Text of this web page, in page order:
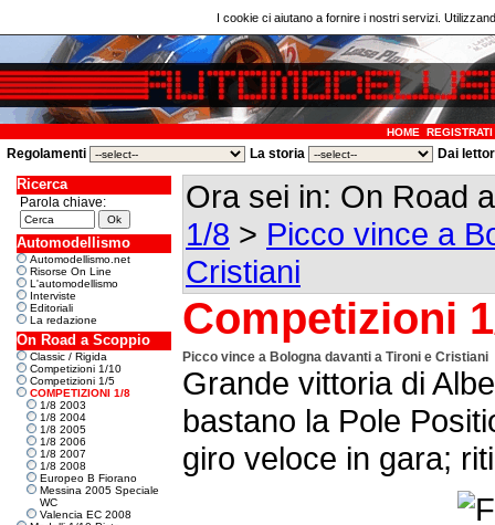
I cookie ci aiutano a fornire i nostri servizi.
HOME REGISTRATI
Regolamenti La storia Dai
Ricerca
Parola chiave:
Automodellismo
Automodellismo.net
Risorse On Line
L'automodellismo
Interviste
Editoriali
La redazione
On Road a Scoppio
Classic / Rigida
Competizioni 1/10
Competizioni 1/5
COMPETIZIONI 1/8
1/8 2003
1/8 2004
1/8 2005
1/8 2006
1/8 2007
1/8 2008
Europeo B Fiorano
Messina 2005 Speciale
WC
Valencia EC 2008
Ora sei in: On Road
1/8 > Picco vince a
Cristiani
Competizioni
Picco vince a Bologna davanti a Tironi e Cristiani
Grande vittoria di
bastano la Pole
giro veloce in gara;